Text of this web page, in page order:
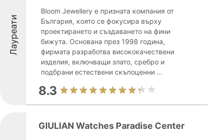
Лауреати
Bloom Jewellery е призната компания от
България, която се фокусира върху
проектирането и създаването на фини
бижута. Основана през 1998 година,
фирмата разработва висококачествени
изделия, включващи злато, сребро и
подбрани естествени скъпоценни ...
8.3
GIULIAN Watches Paradise Center